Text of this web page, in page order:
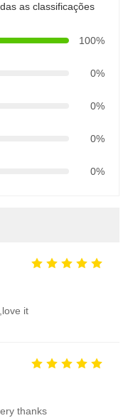
as classificações
100%
0%
0%
0%
0%
it
thanks